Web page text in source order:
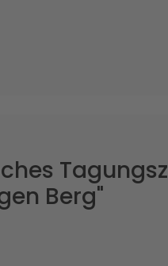
Berg"